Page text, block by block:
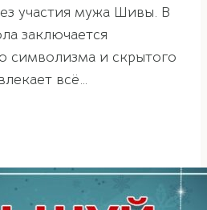
участия мужа Шивы. В
заключается
символизма и скрытого
всё…